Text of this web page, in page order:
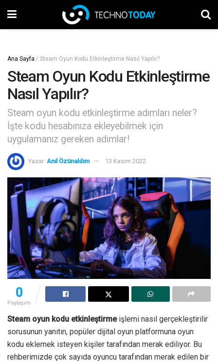
Ana Sayfa / Steam Oyun Kodu Etkinleştirme Nasıl Yapılır?
Steam Oyun Kodu Etkinleştirme
Nasıl Yapılır?
Steam oyun kodu etkinleştirme adımları neler?
İşte kodu hesabınıza ekleyebilmek için
uygulamanız gereken adımlar!
Yazar: Anıl Özünaldım 13 Kasım 2022
0
Paylaşım
Steam oyun kodu etkinleştirmeişlemi nasıl gerçekleştirilir
sorusunun yanıtın, popüler dijital oyun platformuna oyun
kodu eklemek isteyen kişiler tarafından merak ediliyor. Bu
rehberimizde çok sayıda oyuncu tarafından merak edilen bir